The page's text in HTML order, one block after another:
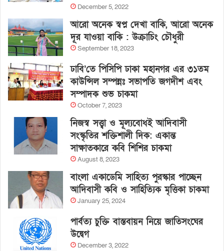
December 5, 2022
আরো অনেক স্বপ্ন দেখা বাকি, আরো অনেক
দূর যাওয়া বাকি : উক্রাচিং চৌধুরী
September 18, 2023
ঢাবি’তে পিসিপি ঢাকা মহানগর এর ৩১তম
কাউন্সিল সম্পন্নঃ সভাপতি জগদীশ এবং
সম্পাদক শুভ চাকমা
October 7, 2023
নিজস্ব সত্ত্বা ও মূল্যবোধই আদিবাসী
সংস্কৃতির শক্তিশালী দিক: একান্ত
সাক্ষাতকারে কবি শিশির চাকমা
August 8, 2023
বাংলা একাডেমি সাহিত্য পুরস্কার পাচ্ছেন
আদিবাসী কবি ও সাহিত্যিক মৃত্তিকা চাকমা
January 25, 2024
পার্বত্য চুক্তি বাস্তবায়ন নিয়ে জাতিসংঘের
উদ্বেগ
December 3, 2022